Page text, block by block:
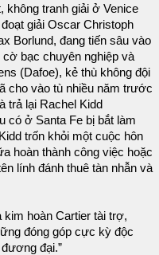
không tranh giải ở Venice
giải Oscar Christoph
Borlund, đang tiến sâu vào
bạc chuyên nghiệp và
(Dafoe), kẻ thù không đội
cho vào tù nhiều năm trước
trả lại Rachel Kidd
có ở Santa Fe bị bắt làm
trốn khỏi một cuộc hôn
hoàn thành công việc hoặc
lính đánh thuê tàn nhẫn và
kim hoàn Cartier tài trợ,
đóng góp cực kỳ độc
đại.”